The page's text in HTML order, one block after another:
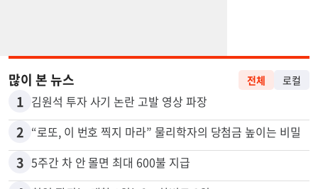
많이 본 뉴스
1 김원석 투자 사기 논란 고발 영상 파장
2 “로또, 이 번호 찍지 마라” 물리학자의 당첨금 높이는 비밀